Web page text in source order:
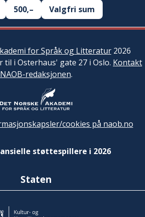
500,– Valgfri sum
for Språk og Litteratur2026
til i Osterhaus' gate 27 i Oslo. Kontakt
NAOB-redaksjonen.
cookies på naob.no
støttespillere i 2026
Staten